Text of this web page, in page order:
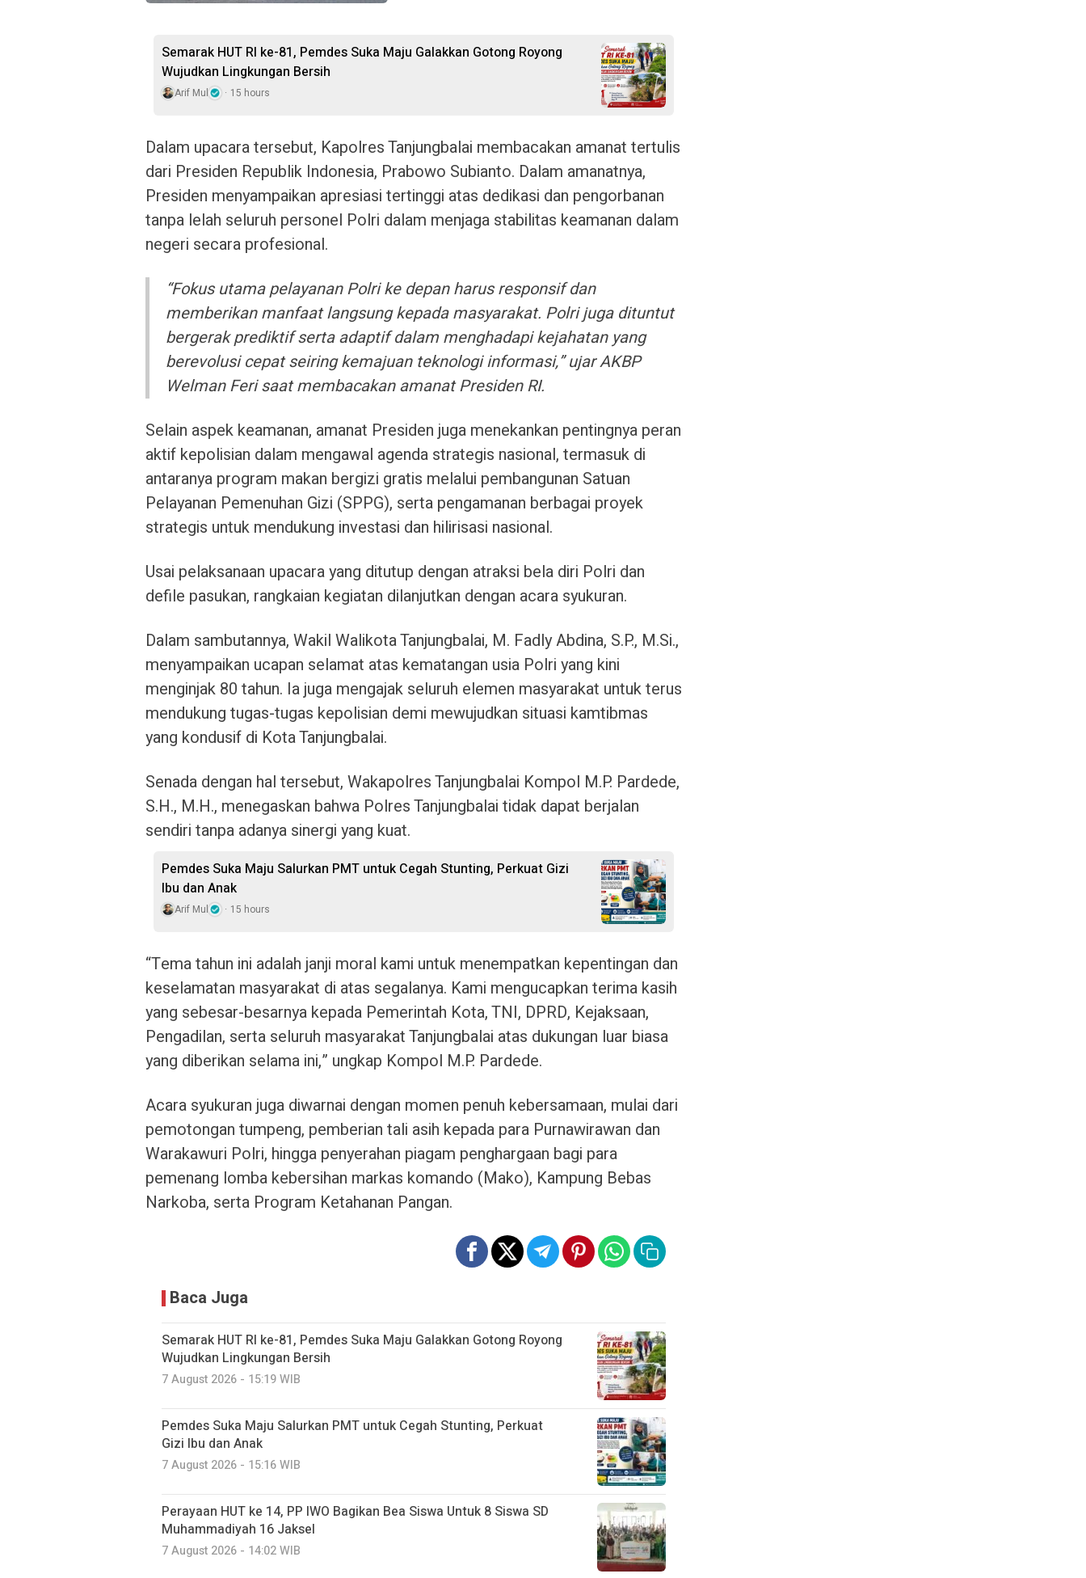
Semarak HUT RI ke-81, Pemdes Suka Maju Galakkan Gotong Royong
Wujudkan Lingkungan Bersih
Arif Mul 15 hours
Dalam upacara tersebut, Kapolres Tanjungbalai membacakan amanat tertulis
dari Presiden Republik Indonesia, Prabowo Subianto. Dalam amanatnya,
Presiden menyampaikan apresiasi tertinggi atas dedikasi dan pengorbanan
tanpa lelah seluruh personel Polri dalam menjaga stabilitas keamanan dalam
negeri secara profesional.
“Fokus utama pelayanan Polri ke depan harus responsif dan
memberikan manfaat langsung kepada masyarakat. Polri juga dituntut
bergerak prediktif serta adaptif dalam menghadapi kejahatan yang
berevolusi cepat seiring kemajuan teknologi informasi,” ujar AKBP
Welman Feri saat membacakan amanat Presiden RI.
Selain aspek keamanan, amanat Presiden juga menekankan pentingnya peran
aktif kepolisian dalam mengawal agenda strategis nasional, termasuk di
antaranya program makan bergizi gratis melalui pembangunan Satuan
Pelayanan Pemenuhan Gizi (SPPG), serta pengamanan berbagai proyek
strategis untuk mendukung investasi dan hilirisasi nasional.
Usai pelaksanaan upacara yang ditutup dengan atraksi bela diri Polri dan
defile pasukan, rangkaian kegiatan dilanjutkan dengan acara syukuran.
Dalam sambutannya, Wakil Walikota Tanjungbalai, M. Fadly Abdina, S.P., M.Si.,
menyampaikan ucapan selamat atas kematangan usia Polri yang kini
menginjak 80 tahun. Ia juga mengajak seluruh elemen masyarakat untuk terus
mendukung tugas-tugas kepolisian demi mewujudkan situasi kamtibmas
yang kondusif di Kota Tanjungbalai.
Senada dengan hal tersebut, Wakapolres Tanjungbalai Kompol M.P. Pardede,
S.H., M.H., menegaskan bahwa Polres Tanjungbalai tidak dapat berjalan
sendiri tanpa adanya sinergi yang kuat.
Pemdes Suka Maju Salurkan PMT untuk Cegah Stunting, Perkuat Gizi
Ibu dan Anak
Arif Mul 15 hours
“Tema tahun ini adalah janji moral kami untuk menempatkan kepentingan dan
keselamatan masyarakat di atas segalanya. Kami mengucapkan terima kasih
yang sebesar-besarnya kepada Pemerintah Kota, TNI, DPRD, Kejaksaan,
Pengadilan, serta seluruh masyarakat Tanjungbalai atas dukungan luar biasa
yang diberikan selama ini,” ungkap Kompol M.P. Pardede.
Acara syukuran juga diwarnai dengan momen penuh kebersamaan, mulai dari
pemotongan tumpeng, pemberian tali asih kepada para Purnawirawan dan
Warakawuri Polri, hingga penyerahan piagam penghargaan bagi para
pemenang lomba kebersihan markas komando (Mako), Kampung Bebas
Narkoba, serta Program Ketahanan Pangan.
Baca Juga
Semarak HUT RI ke-81, Pemdes Suka Maju Galakkan Gotong Royong
Wujudkan Lingkungan Bersih
7 August 2026 - 15:19 WIB
Pemdes Suka Maju Salurkan PMT untuk Cegah Stunting, Perkuat
Gizi Ibu dan Anak
7 August 2026 - 15:16 WIB
Perayaan HUT ke 14, PP IWO Bagikan Bea Siswa Untuk 8 Siswa SD
Muhammadiyah 16 Jaksel
7 August 2026 - 14:02 WIB